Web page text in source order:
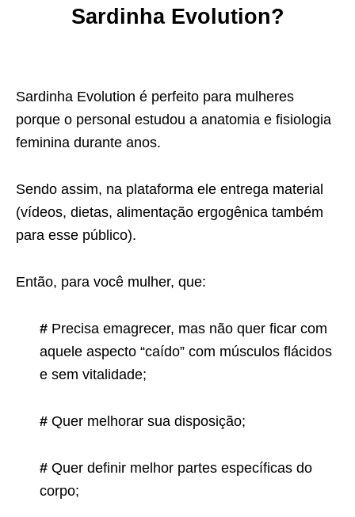
Sardinha Evolution?
Sardinha Evolution é perfeito para mulheres
porque o personal estudou a anatomia e fisiologia
feminina durante anos.
Sendo assim, na plataforma ele entrega material
(vídeos, dietas, alimentação ergogênica também
para esse público).
Então, para você mulher, que:
# Precisa emagrecer, mas não quer ficar com
aquele aspecto “caído” com músculos flácidos
e sem vitalidade;
# Quer melhorar sua disposição;
# Quer definir melhor partes específicas do
corpo;